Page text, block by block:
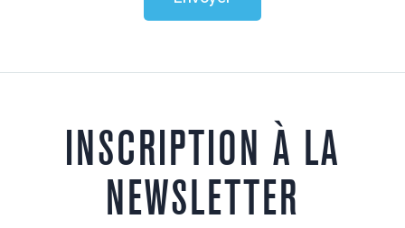
INSCRIPTION À LA
NEWSLETTER